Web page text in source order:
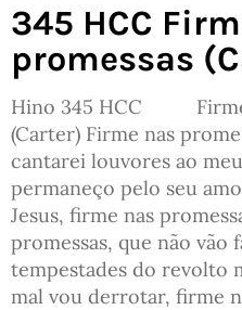
345 HCC
promessas
Hino 345 HCC
(Carter) Firme nas
cantarei louvores ao
permaneço pelo seu
Jesus, firme nas
promessas, que não vão
tempestades do revolto
mal vou derrotar, firme